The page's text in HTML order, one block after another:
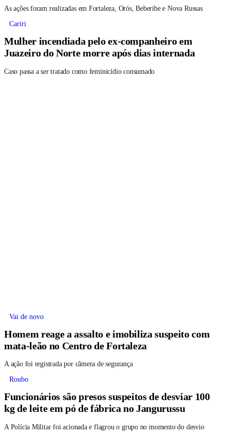
As ações foram realizadas em Fortaleza, Orós, Beberibe e Nova Russas
Cariri
Mulher incendiada pelo ex-companheiro em
Juazeiro do Norte morre após dias internada
Caso passa a ser tratado como feminicídio consumado
Vai de novo
Homem reage a assalto e imobiliza suspeito com
mata-leão no Centro de Fortaleza
A ação foi registrada por câmera de segurança
Roubo
Funcionários são presos suspeitos de desviar 100
kg de leite em pó de fábrica no Jangurussu
A Polícia Militar foi acionada e flagrou o grupo no momento do desvio